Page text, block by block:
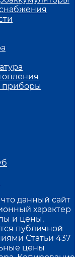
приборы
данный сайт
характер
и цены,
публичной
Статьи 437
цены